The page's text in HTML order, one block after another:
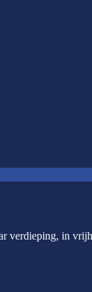
verdieping, in